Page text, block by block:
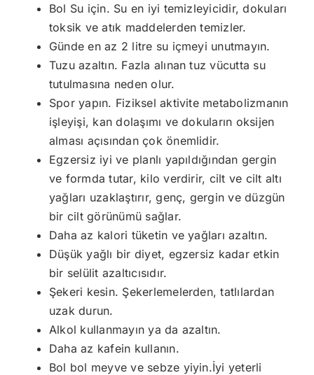
Bol Su için. Su en iyi temizleyicidir, dokuları
toksik ve atık maddelerden temizler.
Günde en az 2 litre su içmeyi unutmayın.
Tuzu azaltın. Fazla alınan tuz vücutta su
tutulmasına neden olur.
Spor yapın. Fiziksel aktivite metabolizmanın
işleyişi, kan dolaşımı ve dokuların oksijen
alması açısından çok önemlidir.
Egzersiz iyi ve planlı yapıldığından gergin
ve formda tutar, kilo verdirir, cilt ve cilt altı
yağları uzaklaştırır, genç, gergin ve düzgün
bir cilt görünümü sağlar.
Daha az kalori tüketin ve yağları azaltın.
Düşük yağlı bir diyet, egzersiz kadar etkin
bir selülit azaltıcısıdır.
Şekeri kesin. Şekerlemelerden, tatlılardan
uzak durun.
Alkol kullanmayın ya da azaltın.
Daha az kafein kullanın.
Bol bol meyve ve sebze yiyin.İyi yeterli